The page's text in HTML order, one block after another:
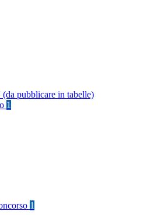
pubblicare in tabelle)
1
1